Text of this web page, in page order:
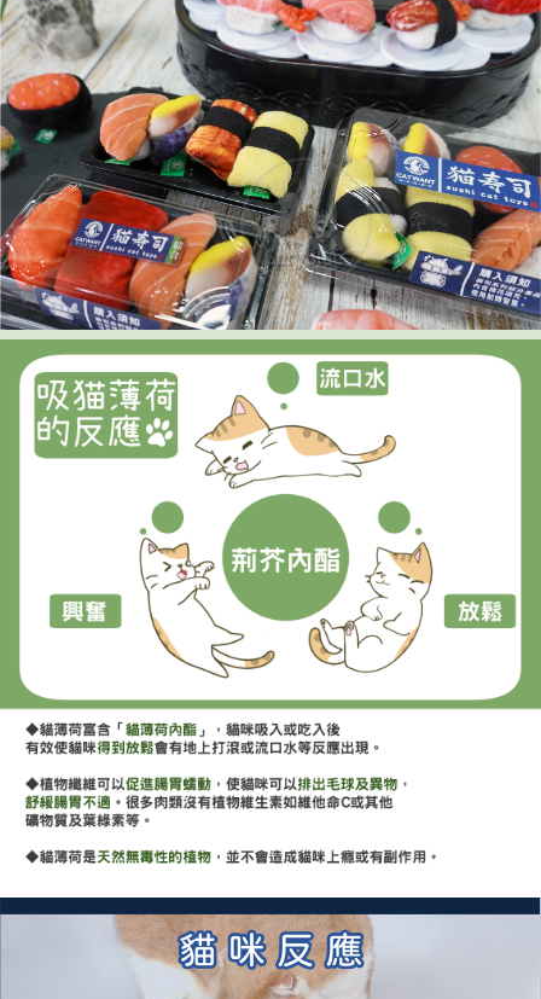
【7-11】取貨1500免運
每筆NT$60，滿NT$1,500(含以上)免運費
宅配【全館滿1500免運】
每筆NT$85，滿NT$1,500(含以上)免運費
【宅配-貨到付款】1500免運
每筆NT$115，滿NT$1,500(含以上)免運費